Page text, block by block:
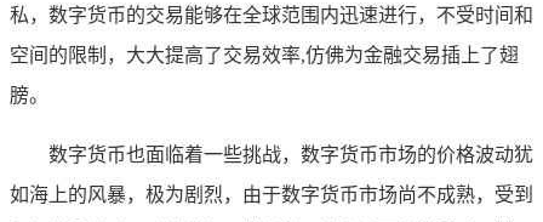
私，数字货币的交易能够在全球范围内迅速进行，不受时间和
空间的限制，大大提高了交易效率,仿佛为金融交易插上了翅
膀。
数字货币也面临着一些挑战，数字货币市场的价格波动犹
如海上的风暴，极为剧烈，由于数字货币市场尚不成熟，受到